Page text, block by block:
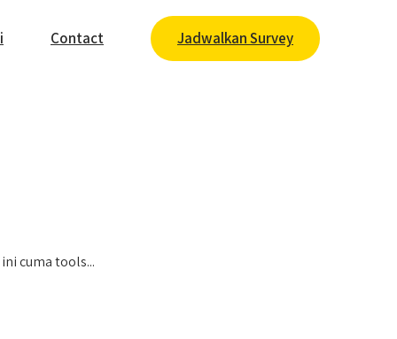
Contact Jadwalkan Survey
cuma tools...